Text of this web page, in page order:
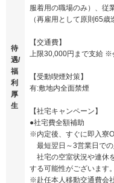
待
遇/
福
利
厚
生
服着用の職場のみ）、従
（再雇用として原則65歳
【交通費】
上限30,000円まで支給 ※
【受動喫煙対策】
有:敷地内全面禁煙
【社宅キャンペーン】
●社宅費全額補助
※内定後、すぐに即入寮
最短翌日～3営業日での
社宅の空室状況や連休
する可能性がございます。
※赴任本人移動交通費会